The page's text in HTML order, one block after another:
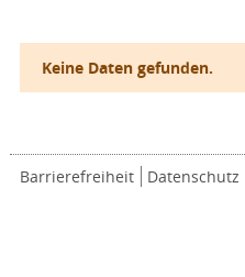
Keine Daten gefunden.
Barrierefreiheit Datenschutz